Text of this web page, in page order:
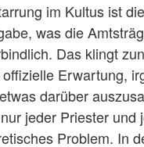
im Kultus ist
was die
Das klingt
Erwartung,
darüber
jeder Priester
Problem. In